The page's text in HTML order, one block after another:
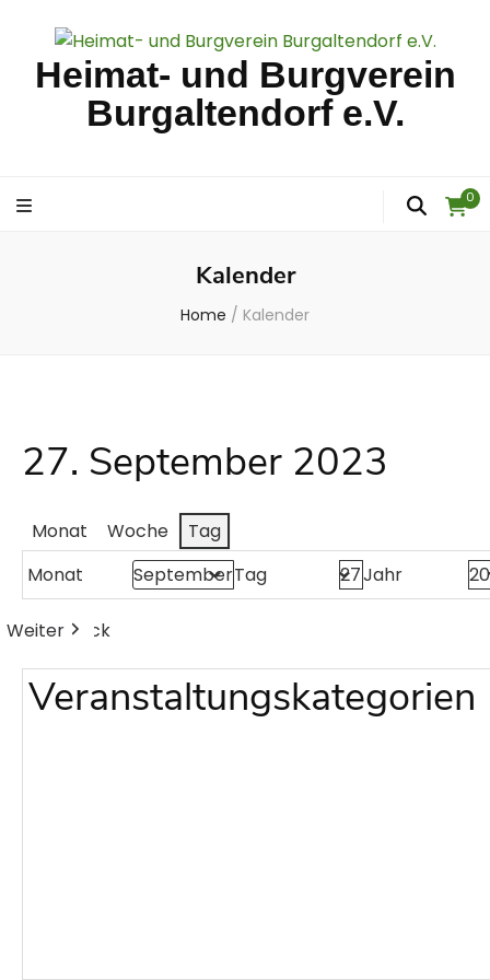
Heimat- und Burgverein
Burgaltendorf e.V.
0
Kalender
Home / Kalender
27. September 2023
Monat Woche
Tag
Monat
Tag Jahr
Zurück
Heute
Weiter
Veranstaltungskategorien